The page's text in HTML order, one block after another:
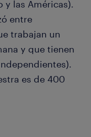
y las Américas).
entre
trabajan un
y que tienen
es de 400